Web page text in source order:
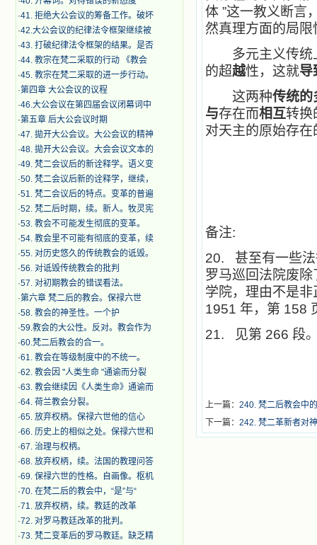
·41. 拒绝大公会议的筹备工作。破坏
·42.大公会议的纪律法令框架继续被
·43. 打破纪律法令框架的结果。是否
·44. 教宗在梵二采取的行动 《教会
·45. 教宗在梵二采取的进一步行动。
·第四章 大公会议的议程
·46.大公会议在第四届会议闭幕词中
·第五章 后大公会议时期
·47. 拋开大公会议。大公会议的精神
·48. 拋开大公会议。大会会议文本的
·49. 梵二会议后的新诠释学。语义变
·50. 梵二会议后新的诠释学，继续，
·51. 梵二会议后的特点。变革的普遍
·52. 梵二后时期，续。新人。牧灵宪
·53. 教会不可能发生彻底的变革。
·54. 教会里不可能有彻底的变革，续
·55. 对历史悠久的传统教会的诋毁。
·56. 对诋毁传统教会的批判
·57. 对初期教会的错误看法。
·第六章 梵二后的教会。保禄六世
·​58. 教会的神圣性。一个护
·59.教会的大公性。反对。教会作为
·60.梵二后教会的合一。
·61. 教会在等级制度中的不统一。
·62. 教会因 "人类生命 "通谕而分裂
·63. 教会继续因《人类生命》通谕而
·64. 荷兰教会分裂。
·65. 放弃权柄。保禄六世他的信心
·66. 历史上的相似之处。保禄六世和
·67. 治理与权柄。
·68. 放弃权柄，续。法国的教理问答
·69. 保禄六世的性格。自画像。枢机
·70. 在梵二后的教会中，“是”与“
·71. 放弃权柄，续。教廷的改革
·72. 对罗马教廷改革的批判。
·73. 梵二变革后的罗马教廷。缺乏精
体 ”这一教义断言
然真理方面的局限
多元主义传统
的超越性，这就导
这两种传统的
与存在而相互转换
对天主的原始存
备注:
20. 甚至有一些
罗马巡回法院废
学院，理由不是
1951 年，第 158
21.
见第 266 段
上一篇： 240. 梵二后教会中
下一篇： 242. 梵二革新者对